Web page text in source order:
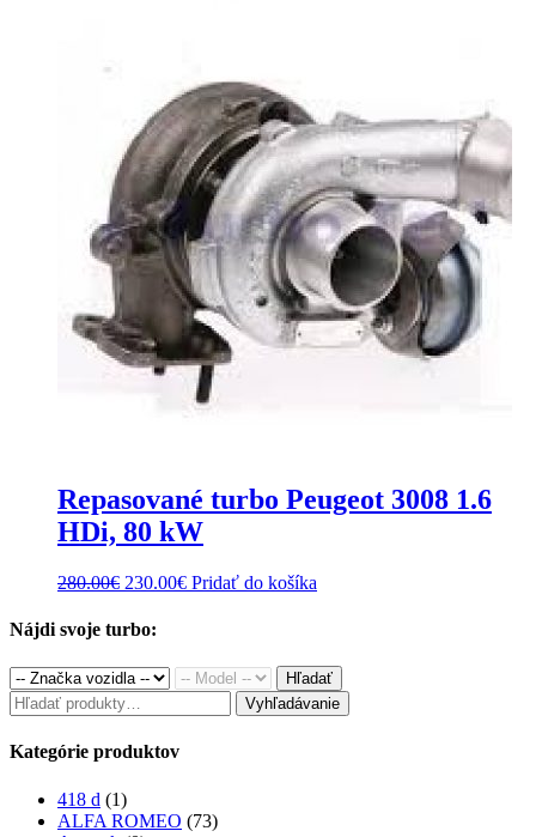
Repasované turbo Peugeot 3008 1.6
HDi, 80 kW
280.00€ Original
was:
230.00€Current
Pridať do košíka
Nájdi svoje turbo:
Hľadať
Hľadať: Vyhľadávanie
Kategórie produktov
418 d (1)
ALFA ROMEO (73)